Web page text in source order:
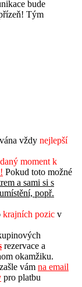
bude
Tým
vždy nejlepší
moment k
Pokud toto možné
a sami si s
popř.
krajních pozic v
rezervace a
okamžiku.
vám na email
pro platbu